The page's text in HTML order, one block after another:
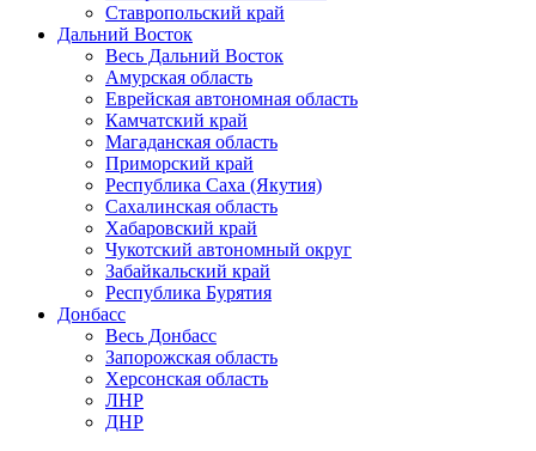
Ставропольский край
Дальний Восток
Весь Дальний Восток
Амурская область
Еврейская автономная область
Камчатский край
Магаданская область
Приморский край
Республика Саха (Якутия)
Сахалинская область
Хабаровский край
Чукотский автономный округ
Забайкальский край
Республика Бурятия
Донбасс
Весь Донбасс
Запорожская область
Херсонская область
ЛНР
ДНР